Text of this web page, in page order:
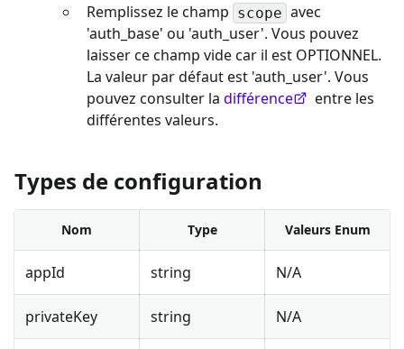
Remplissez le champ scope avec
'auth_base' ou 'auth_user'. Vous pouvez
laisser ce champ vide car il est OPTIONNEL.
La valeur par défaut est 'auth_user'. Vous
pouvez consulter la différence
entre les
différentes valeurs.
Types de configuration
Nom Type Valeurs Enum
appId string N/A
privateKey string N/A